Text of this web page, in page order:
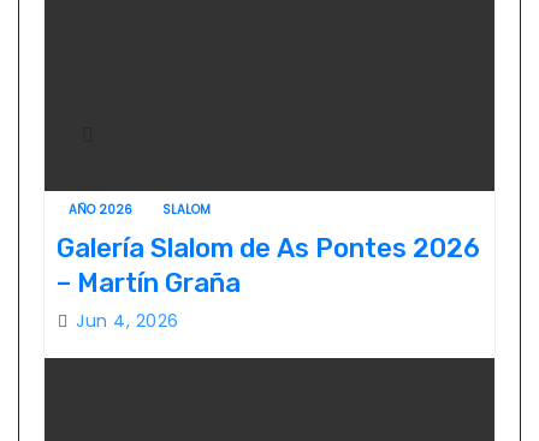
AÑO 2026 SLALOM
Galería Slalom de As Pontes 2026
– Martín Graña
Jun 4, 2026